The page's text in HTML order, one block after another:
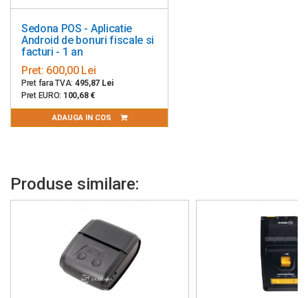
Sedona POS - Aplicatie
Android de bonuri fiscale si
facturi - 1 an
Pret: 600,00 Lei
Pret fara TVA: 495,87 Lei
Pret EURO: 100,68 €
ADAUGA IN COS
Produse similare: